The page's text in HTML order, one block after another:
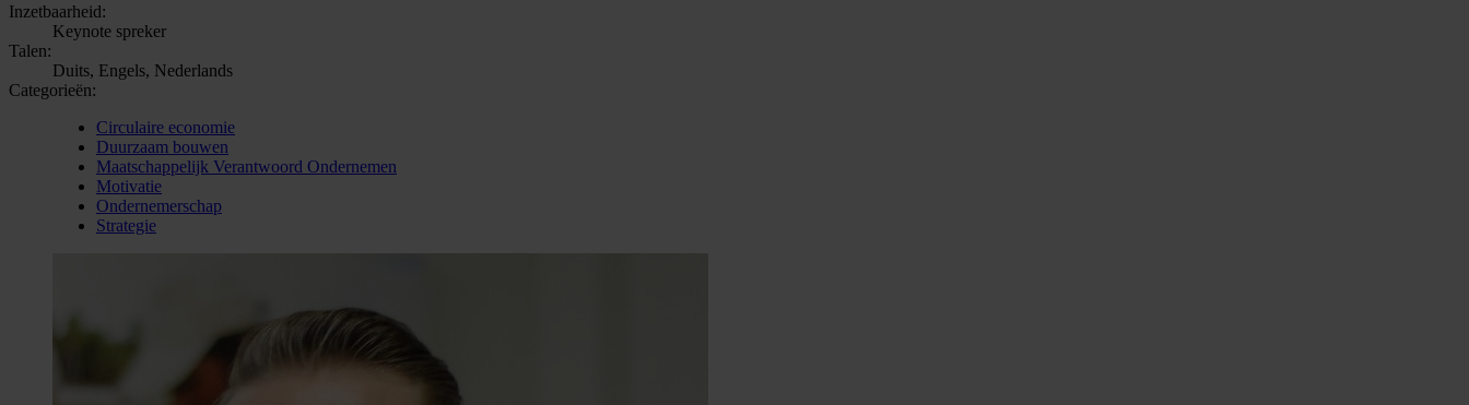
Inzetbaarheid:
Keynote spreker
Talen:
Duits, Engels, Nederlands
Categorieën:
Circulaire economie
Duurzaam bouwen
Maatschappelijk Verantwoord Ondernemen
Motivatie
Ondernemerschap
Strategie